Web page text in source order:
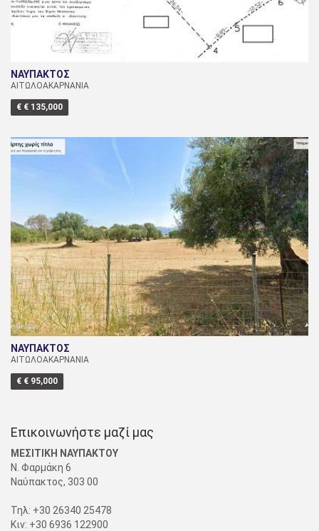
ΝΑΥΠΑΚΤΟΣ
ΑΙΤΩΛΟΑΚΑΡΝΑΝΙΑ
€ € 135,000
ΝΑΥΠΑΚΤΟΣ
ΑΙΤΩΛΟΑΚΑΡΝΑΝΙΑ
€ € 95,000
Επικοινωνήστε μαζί μας
ΜΕΣΙΤΙΚΗ ΝΑΥΠΑΚΤΟΥ
Ν. Φαρμάκη 6
Ναύπακτος, 303 00
Τηλ: +30 26340 25478
Κιν: +30 6936 122900